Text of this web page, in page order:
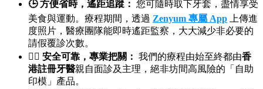
🕒 方便省時，遙距追蹤： 您可隨時取下牙套，盡情享受
美食與運動。療程期間，透過 Zenyum 專屬 App 上傳進
度照片，醫療團隊能即時遙距監察，大大減少非必要的
請假覆診次數。
👨‍⚕️ 安全可靠，專業把關： 我們的療程由始至終都由香
港註冊牙醫親自面診及主理，絕非坊間高風險的「自助
印模」產品。